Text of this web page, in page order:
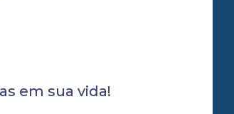
em sua vida!